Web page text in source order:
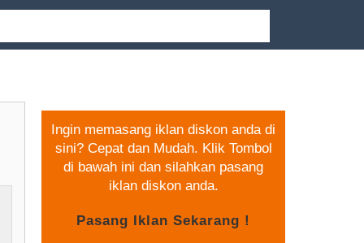
Ingin memasang iklan diskon anda di
sini? Cepat dan Mudah. Klik Tombol
di bawah ini dan silahkan pasang
iklan diskon anda.